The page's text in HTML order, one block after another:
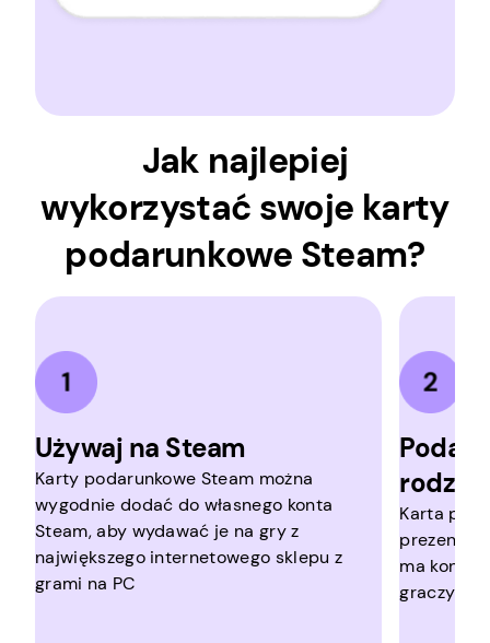
Jak najlepiej
wykorzystać swoje karty
podarunkowe Steam?
Używaj na Steam
Karty podarunkowe Steam można
wygodnie dodać do własnego konta
Steam, aby wydawać je na gry z
największego internetowego sklepu z
grami na PC
Karta
prezent
ma konto
graczy